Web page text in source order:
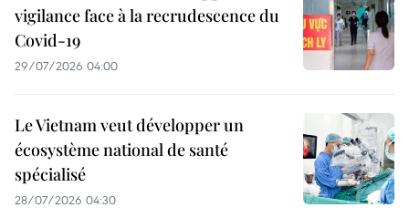
vigilance face à la recrudescence du
Covid-19
29/07/2026 04:00
Le Vietnam veut développer un
écosystème national de santé
spécialisé
28/07/2026 04:30